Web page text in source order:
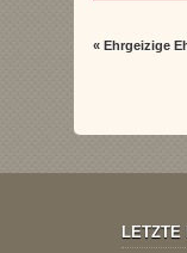
«Ehrgeizige
LETZTE